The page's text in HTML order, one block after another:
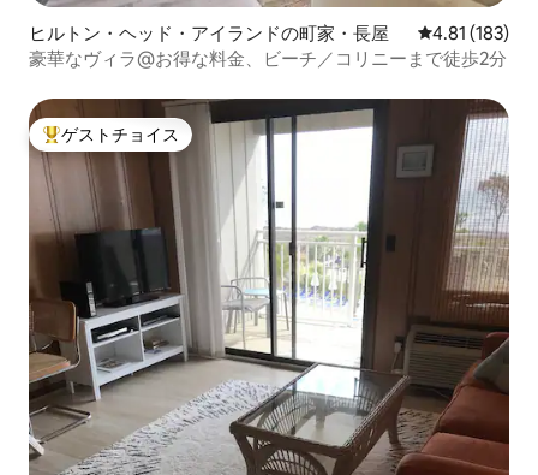
ヒルトン・ヘッド・アイランドの町家・長屋 レビュー183
4.81 (183)
豪華なヴィラ@お得な料金、ビーチ／コリニーまで徒歩2分
大好評のゲストチョイスです。
ゲストチョイス